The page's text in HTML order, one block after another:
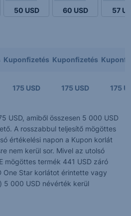
50 USD 60 USD 57
Kuponfizetés Kuponfizetés
175 USD 175 USD 175
USD, amiből összesen 5 000 USD
A rosszabbul teljesítő mögöttes
értékelési napon a Kupon korlát
nem kerül sor. Mivel az utolsó
mögöttes termék 441 USD záró
One Star korlátot érintette vagy
5 000 USD névérték kerül